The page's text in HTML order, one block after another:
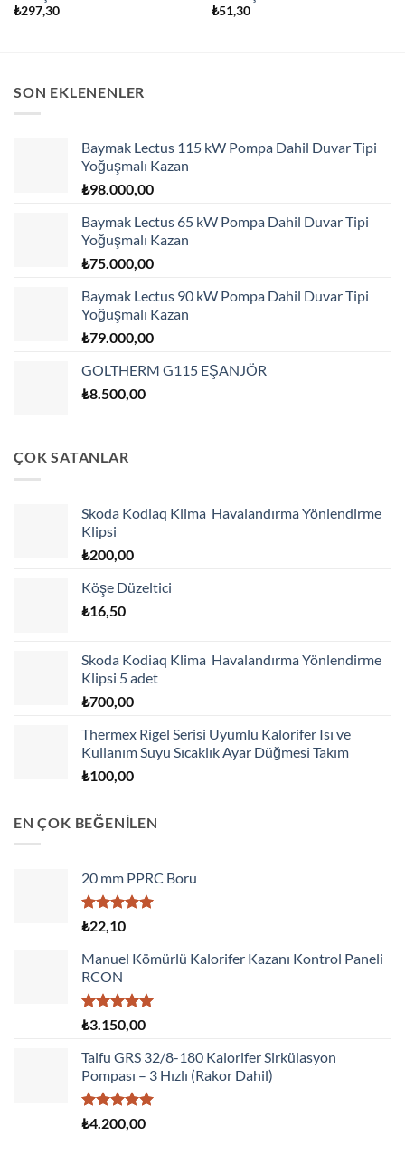
₺297,30
₺51,30
SON EKLENENLER
Baymak Lectus 115 kW Pompa Dahil Duvar Tipi
Yoğuşmalı Kazan
₺98.000,00
Baymak Lectus 65 kW Pompa Dahil Duvar Tipi
Yoğuşmalı Kazan
₺75.000,00
Baymak Lectus 90 kW Pompa Dahil Duvar Tipi
Yoğuşmalı Kazan
₺79.000,00
GOLTHERM G115 EŞANJÖR
₺8.500,00
ÇOK SATANLAR
Skoda Kodiaq Klima Havalandırma Yönlendirme
Klipsi
₺200,00
Köşe Düzeltici
₺16,50
Skoda Kodiaq Klima Havalandırma Yönlendirme
Klipsi 5 adet
₺700,00
Thermex Rigel Serisi Uyumlu Kalorifer Isı ve
Kullanım Suyu Sıcaklık Ayar Düğmesi Takım
₺100,00
EN ÇOK BEĞENİLEN
20 mm PPRC Boru
5 üzerinden
5.00oy
aldı
₺22,10
Manuel Kömürlü Kalorifer Kazanı Kontrol Paneli
RCON
5 üzerinden
oy
aldı
₺3.150,00
Taifu GRS 32/8-180 Kalorifer Sirkülasyon
Pompası – 3 Hızlı (Rakor Dahil)
5 üzerinden
oy
₺4.200,00